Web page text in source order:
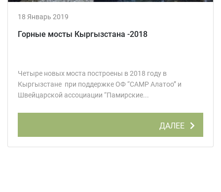
18 Январь 2019
Горные мосты Кыргызстана -2018
Четыре новых моста построены в 2018 году в
Кыргызстане при поддержке ОФ “CAMP Алатоо” и
Швейцарской ассоциации “Памирские...
ДАЛЕЕ